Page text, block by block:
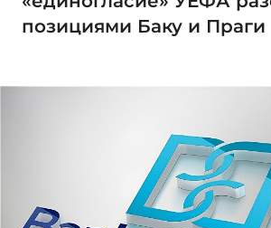
позициями Баку и Праги